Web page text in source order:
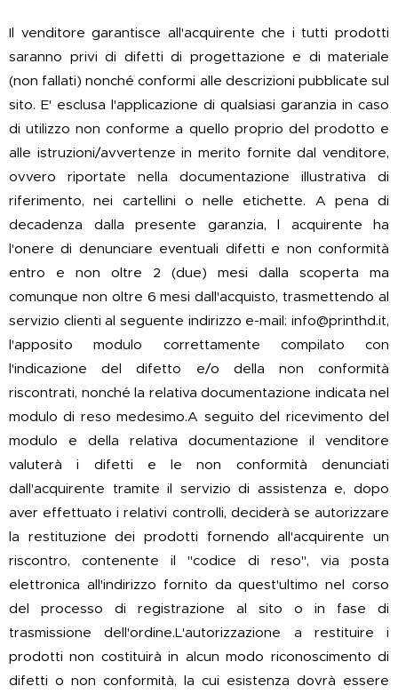
Il venditore garantisce all'acquirente che i tutti prodotti
saranno privi di difetti di progettazione e di materiale
(non fallati) nonché conformi alle descrizioni pubblicate sul
sito. E' esclusa l'applicazione di qualsiasi garanzia in caso
di utilizzo non conforme a quello proprio del prodotto e
alle istruzioni/avvertenze in merito fornite dal venditore,
ovvero riportate nella documentazione illustrativa di
riferimento, nei cartellini o nelle etichette. A pena di
decadenza dalla presente garanzia, l acquirente ha
l'onere di denunciare eventuali difetti e non conformità
entro e non oltre 2 (due) mesi dalla scoperta ma
comunque non oltre 6 mesi dall'acquisto, trasmettendo al
servizio clienti al seguente indirizzo e-mail: info@printhd.it,
l'apposito modulo correttamente compilato con
l'indicazione del difetto e/o della non conformità
riscontrati, nonché la relativa documentazione indicata nel
modulo di reso medesimo.A seguito del ricevimento del
modulo e della relativa documentazione il venditore
valuterà i difetti e le non conformità denunciati
dall'acquirente tramite il servizio di assistenza e, dopo
aver effettuato i relativi controlli, deciderà se autorizzare
la restituzione dei prodotti fornendo all'acquirente un
riscontro, contenente il "codice di reso", via posta
elettronica all'indirizzo fornito da quest'ultimo nel corso
del processo di registrazione al sito o in fase di
trasmissione dell'ordine.L'autorizzazione a restituire i
prodotti non costituirà in alcun modo riconoscimento di
difetti o non conformità, la cui esistenza dovrà essere